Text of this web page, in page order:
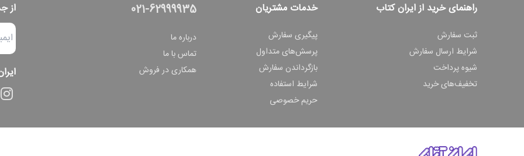
راهنمای خرید از ایران کتاب
ثبت سفارش
شرایط ارسال سفارش
شیوه پرداخت
تخفیف‌های خرید
خدمات مشتریان
پیگیری سفارش
پرسش‌های متداول
بازگرداندن سفارش
شرایط استفاده
حریم خصوصی
021-62999935
درباره ما
تماس با ما
همکاری در فروش
از